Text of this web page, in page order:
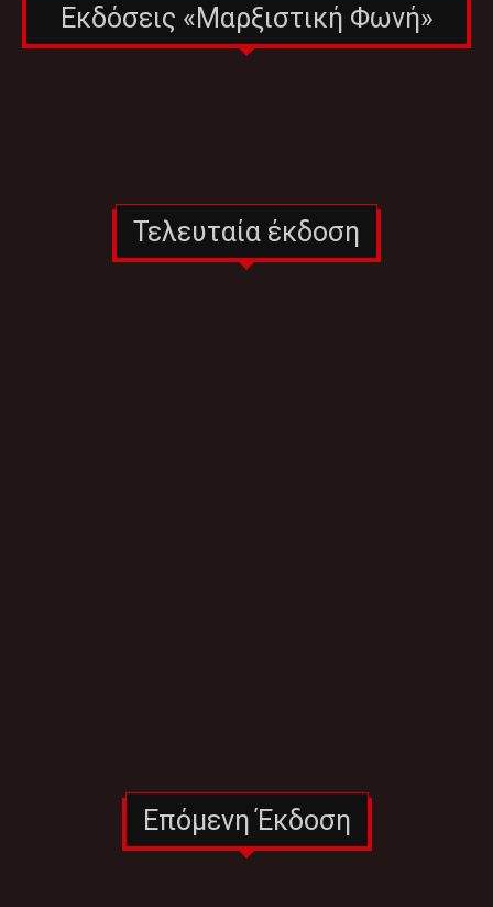
Εκδόσεις «Μαρξιστική Φωνή»
Τελευταία έκδοση
Επόμενη Έκδοση